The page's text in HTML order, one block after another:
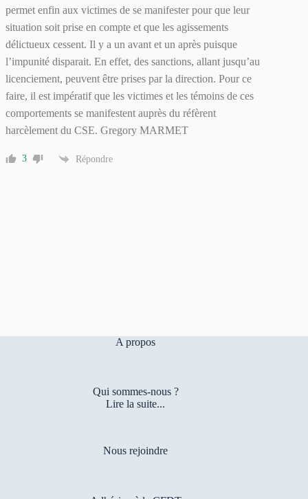
permet enfin aux victimes de se manifester pour que leur
situation soit prise en compte et que les agissements
délictueux cessent. Il y a un avant et un après puisque
l’impunité disparait. En effet, des sanctions, allant jusqu’au
licenciement, peuvent être prises par la direction. Pour ce
faire, il est impératif que les victimes et les témoins de ces
comportements se manifestent auprès du réfèrent
harcèlement du CSE. Gregory MARMET
3 Répondre
A propos
Qui sommes-nous ?
Lire la suite...
Nous rejoindre